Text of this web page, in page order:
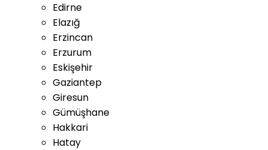
Edirne
Elazığ
Erzincan
Erzurum
Eskişehir
Gaziantep
Giresun
Gümüşhane
Hakkari
Hatay